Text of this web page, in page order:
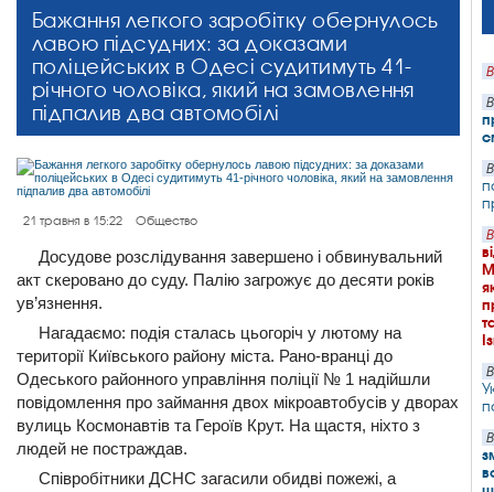
Бажання легкого заробітку обернулось
лавою підсудних: за доказами
поліцейських в Одесі судитимуть 41-
річного чоловіка, який на замовлення
підпалив два автомобілі
21 травня в 15:22 Общество
Досудове розслідування завершено і обвинувальний
акт скеровано до суду. Палію загрожує до десяти років
ув’язнення.
Нагадаємо: подія сталась цьогоріч у лютому на
території Київського району міста. Рано-вранці до
Одеського районного управління поліції № 1 надійшли
повідомлення про займання двох мікроавтобусів у дворах
вулиць Космонавтів та Героїв Крут. На щастя, ніхто з
людей не постраждав.
Співробітники ДСНС загасили обидві пожежі, а